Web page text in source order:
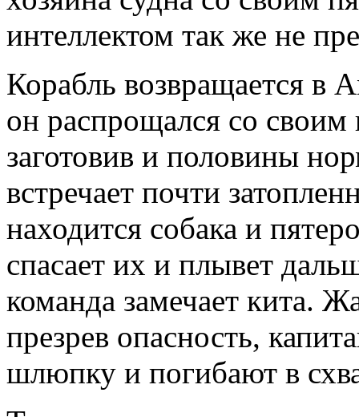
интеллектом так же не
Корабль возвращается в
он распрощался со
заготовив и половины
встречает почти
находится собака и
спасает их и плывет
команда замечает кита.
презрев опасность,
шлюпку и погибают в